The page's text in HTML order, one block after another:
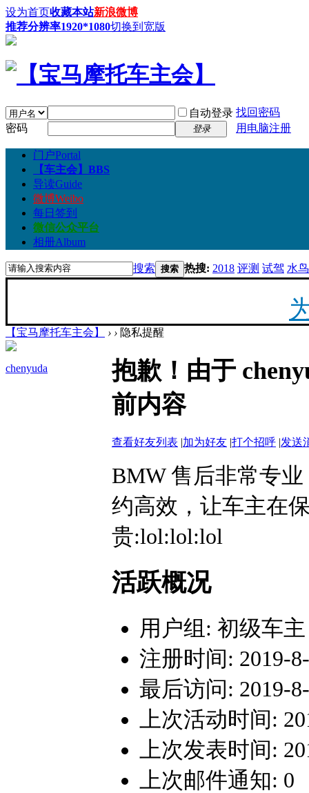
设为首页收藏本站新浪微博
推荐分辨率1920*1080切换到宽版
自动登录 找回密码
密码
登录 用电脑注册
门户Portal
【车主会】 BBS
导读Guide
微博Weibo
每日签到
微信公众平台
相册Album
搜索 搜索 热搜: 2018 评测 试驾 水鸟
你陪
【宝马摩托车主会】 › › 隐私提醒
chenyuda
抱歉！由于
前内容
查看好友列表 |加为好友 |打个招呼 |发送
BMW 售后非常专
约高效，让车主在
贵:lol:lol:lol
活跃概况
用户组: 初级车主
注册时间: 2019-
最后访问: 2019-
上次活动时间:
上次发表时间:
上次邮件通知: 0